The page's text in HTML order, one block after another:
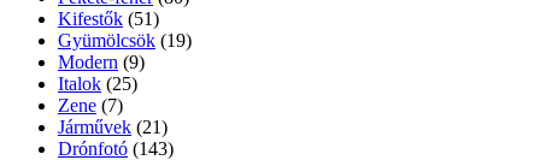
Kifestők (51)
Gyümölcsök (19)
Modern (9)
Italok (25)
Zene (7)
Járművek (21)
Drónfotó (143)